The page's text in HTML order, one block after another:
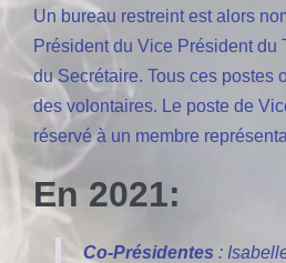
Un bureau restreint est alors
Président du Vice Président du
du Secrétaire. Tous ces postes
des volontaires. Le poste de
réservé à un membre
En 2021:
Co-Présidentes :